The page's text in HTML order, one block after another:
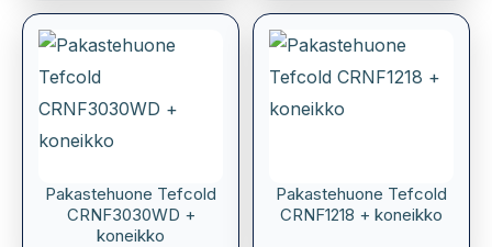
Pakastehuone Tefcold
CRNF3030WD +
koneikko
Pakastehuone Tefcold
CRNF1218 + koneikko